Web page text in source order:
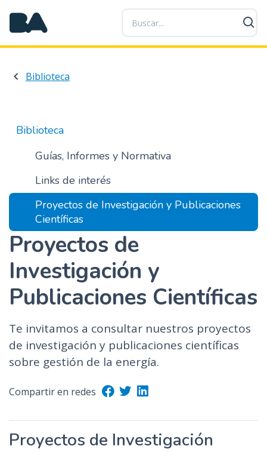
P
a
s
a
t
i
d
r
i
n
c
i
l
Biblioteca
Biblioteca
Guías, Informes y Normativa
Links de interés
Proyectos de Investigación y Publicaciones
Científicas
Proyectos de
Investigación y
Publicaciones Científicas
Te invitamos a consultar nuestros proyectos
de investigación y publicaciones científicas
sobre gestión de la energía.
Compartir en redes
Proyectos de Investigación